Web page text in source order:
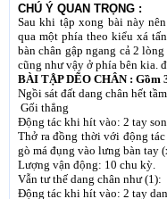
CHÚ Ý QUAN TRỌNG :
Sau khi tập xong bài này
qua một phía theo kiểu xá
bàn chân gập ngang cả 2
cũng như vậy ở phía bên kia.
BÀI TẬP DẼO CHÂN : Gồm
Ngồi sát đất dang chân hết
Gối thẳng
Ðộng tác khi hít vào: 2 tay
Thở ra đồng thời với động
gò má đụng vào lưng bàn tay
Lượng vận động: 10 chu kỳ.
Vẫn tư thế dang chân như (1):
Ðộng tác khi hít vào: 2 tay